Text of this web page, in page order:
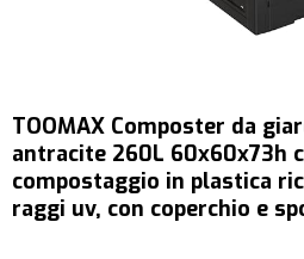
TOOMAX Composter da
antracite 260L 60x60x73h
compostaggio in plastica
raggi uv, con coperchio e